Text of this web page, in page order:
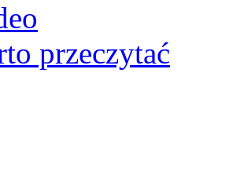
przeczytać